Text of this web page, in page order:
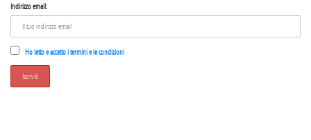
Indirizzo email:
Ho letto e accetto i termini e le condizioni